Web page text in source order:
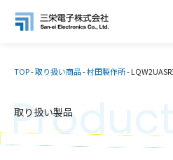
TOP-取り扱い商品-村田製作所-
取り扱い製品
Products